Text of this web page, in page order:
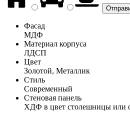
Фасад
МДФ
Материал корпуса
ЛДСП
Цвет
Золотой, Металлик
Стиль
Современный
Стеновая панель
ХДФ в цвет столешницы или